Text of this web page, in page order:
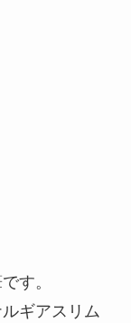
す。
ギアスリム